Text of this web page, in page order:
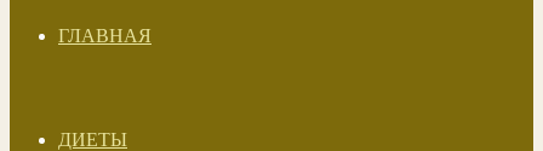
ГЛАВНАЯ
ДИЕТЫ